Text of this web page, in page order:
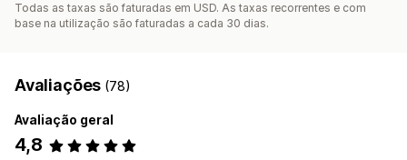
Todas as taxas são faturadas em USD. As taxas recorrentes e com
base na utilização são faturadas a cada 30 dias.
Avaliações (78)
Avaliação geral
4,8